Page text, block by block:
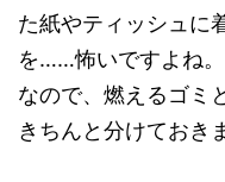
た紙やティッシュに
を……怖いですよね。
なので、燃えるゴミ
きちんと分けておき